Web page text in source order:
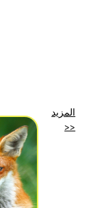
المزيد
>>